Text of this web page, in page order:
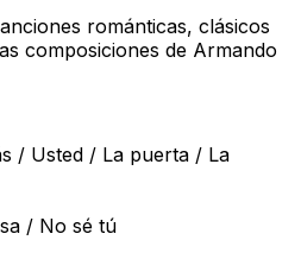
románticas, clásicos
composiciones de Armando
/ Usted / La puerta / La
/ No sé tú